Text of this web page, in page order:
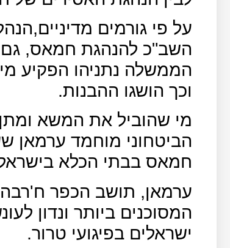
על פי גורמים
השב"כ להנהגת חמאס, גם
הממשלה נתניהו הפקיע
וכך הושגו ההבנות.
מי שהוביל את המשא
הביטחוני מוחמד ערמאן
חמאס בבתי הכלא
ערמאן, תושב הכפר
ישראלים בפיגועי טרור.